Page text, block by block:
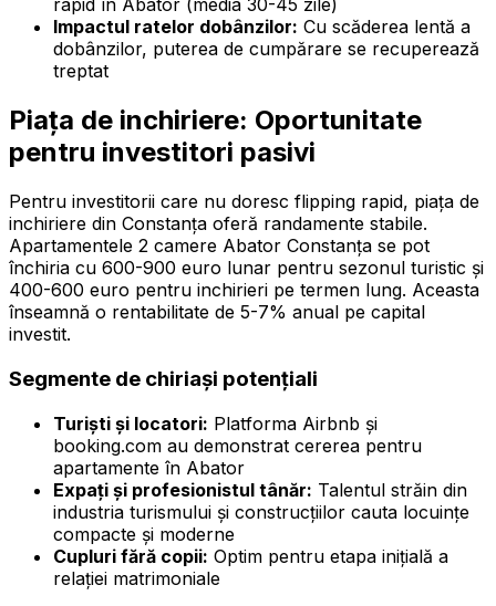
rapid în Abator (media 30-45 zile)
Impactul ratelor dobânzilor: Cu scăderea lentă a
dobânzilor, puterea de cumpărare se recuperează
treptat
Piața de inchiriere: Oportunitate
pentru investitori pasivi
Pentru investitorii care nu doresc flipping rapid, piața de
inchiriere din Constanța oferă randamente stabile.
Apartamentele 2 camere Abator Constanța se pot
închiria cu 600-900 euro lunar pentru sezonul turistic și
400-600 euro pentru inchirieri pe termen lung. Aceasta
înseamnă o rentabilitate de 5-7% anual pe capital
investit.
Segmente de chiriași potențiali
Turiști și locatori: Platforma Airbnb și
booking.com au demonstrat cererea pentru
apartamente în Abator
Expați și profesionistul tânăr: Talentul străin din
industria turismului și construcțiilor cauta locuințe
compacte și moderne
Cupluri fără copii: Optim pentru etapa inițială a
relației matrimoniale